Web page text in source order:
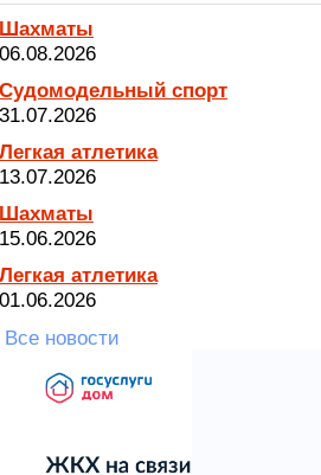
Шахматы
06.08.2026
Судомодельный спорт
31.07.2026
Легкая атлетика
13.07.2026
Шахматы
15.06.2026
Легкая атлетика
01.06.2026
Все новости